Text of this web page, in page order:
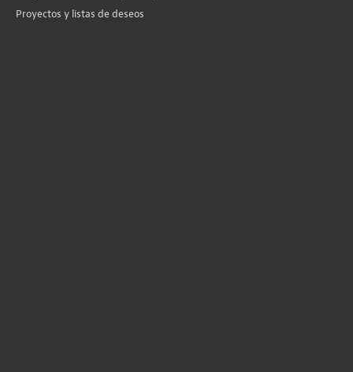
Proyectos y listas de deseos